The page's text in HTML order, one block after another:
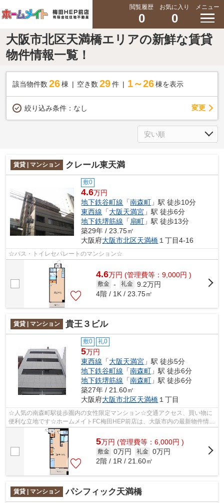
閲覧履歴
0
お気に入り
0
メニュー
大阪市北区天満橋エリアの新鮮な賃貸
物件情報一覧！
該当物件数 26棟 空き数 29 件 1～26 棟を表示
絞り込み条件： なし 変更
賃貸 | マンション クレール東天満
敷0
4.6万円
地下鉄谷町線 「南森町 」駅 徒歩10分
東西線 「大阪天満宮 」駅 徒歩6分
地下鉄堺筋線 「 扇町 」駅 徒歩13分
築29年 / 23.75㎡
大阪府大阪市北区天満橋 １丁目4-16
☆バス・トイレセパレートのマンション☆
4.6万円 (管理費等：9,000円 )
敷金 - 礼金 9.2万円
4階 / 1K / 23.75㎡
賃貸 | マンション 貴王３ビル
敷0 礼0
5万円
東西線 「大阪天満宮 」駅 徒歩5分
地下鉄谷町線 「南森町 」駅 徒歩6分
地下鉄堺筋線 「南森町 」駅 徒歩6分
築27年 / 21.60㎡
大阪府大阪市北区天満橋 １丁目
☆人気の南森町駅徒歩圏内の女性限定マンション☆交通アクセス、買い物に
便利な立地です☆ホームメイトFC梅田HEP前店は、大阪市内の最新物件情報
を網羅しております。地域密着のホームメ...
5万円 (管理費等：6,000円 )
敷金 0万円 礼金 0万円
2階 / 1R / 21.60㎡
賃貸 | マンション パシフィック天満橋